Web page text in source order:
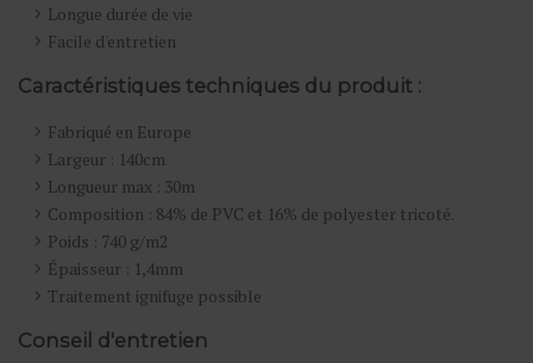
Longue durée de vie
Facile d'entretien
Caractéristiques techniques du produit :
Fabriqué en Europe
Largeur : 140cm
Longueur max : 30m
Composition : 84% de PVC et 16% de polyester tricoté.
Poids : 740 g/m2
Épaisseur : 1,4mm
Traitement ignifuge possible
Conseil d'entretien